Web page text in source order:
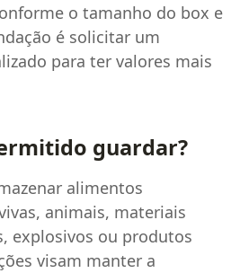
o tamanho do box e
é solicitar um
para ter valores mais
guardar?
alimentos
animais, materiais
explosivos ou produtos
visam manter a